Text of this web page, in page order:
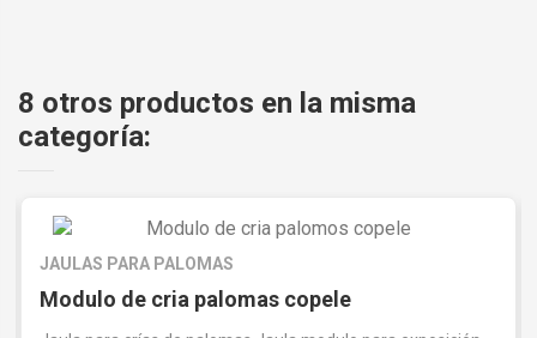
8 otros productos en la misma
categoría:
JAULAS PARA PALOMAS
Modulo de cria palomas copele